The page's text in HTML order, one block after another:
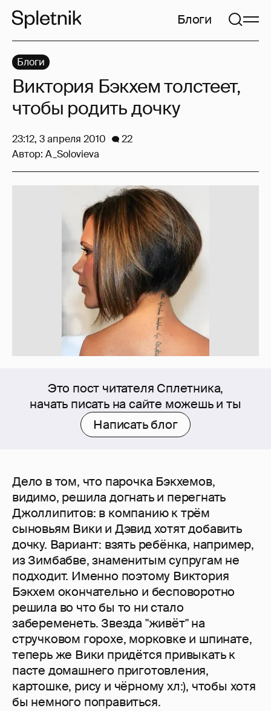
Блоги
Это пост читателя Сплетника,
начать писать на сайте можешь и ты
Написать блог
Дело в том, что парочка Бэкхемов,
видимо, решила догнать и перегнать
Джоллипитов: в компанию к трём
сыновьям Вики и Дэвид хотят добавить
дочку. Вариант: взять ребёнка, например,
из Зимбабве, знаменитым супругам не
подходит. Именно поэтому Виктория
Бэкхем окончательно и бесповоротно
решила во что бы то ни стало
забеременеть. Звезда "живёт" на
стручковом горохе, морковке и шпинате,
теперь же Вики придётся привыкать к
пасте домашнего приготовления,
картошке, рису и чёрному хл:), чтобы хотя
бы немного поправиться.
Блоги
Виктория Бэкхем толстеет,
чтобы родить дочку
23:12, 3 апреля 2010
22
Автор: A_Solovieva